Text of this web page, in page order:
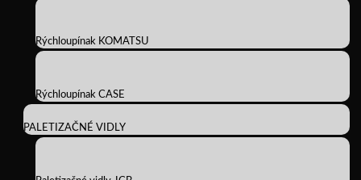
Rýchloupínak KOMATSU
Rýchloupínak CASE
PALETIZAČNÉ VIDLY